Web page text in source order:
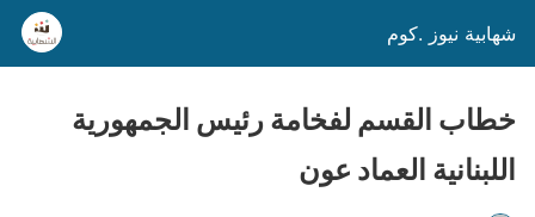
شهابية نيوز .كوم
خطاب القسم لفخامة رئيس الجمهورية
اللبنانية العماد عون